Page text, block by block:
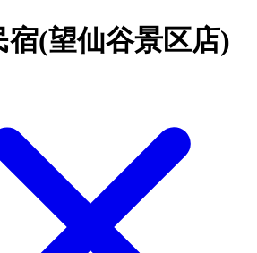
宿(望仙谷景区店)